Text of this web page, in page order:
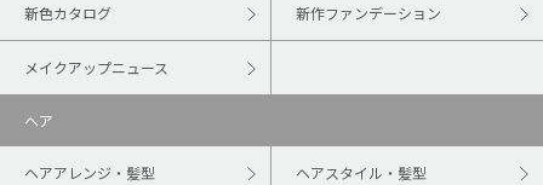
新色カタログ 新作ファンデーション
メイクアップニュース
ヘア
ヘアアレンジ・髪型 ヘアスタイル・髪型